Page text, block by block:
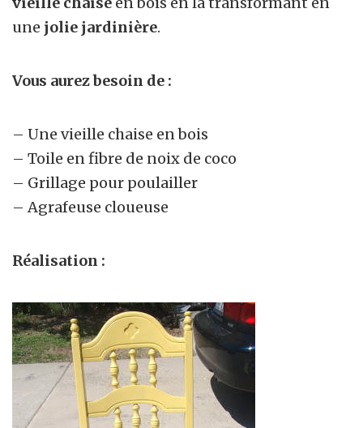
une jolie jardinière.
Vous aurez besoin de :
– Une vieille chaise en bois
– Toile en fibre de noix de coco
– Grillage pour poulailler
– Agrafeuse cloueuse
Réalisation :